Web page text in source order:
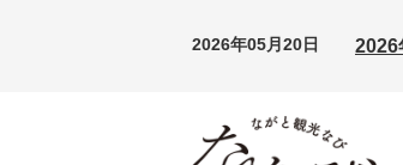
2026年05月20日 2026